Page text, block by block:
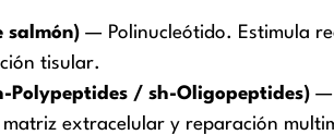
salmón) — Polinucleótido. Estimula
tisular.
Polypeptides / sh-Oligopeptides) —
extracelular y reparación